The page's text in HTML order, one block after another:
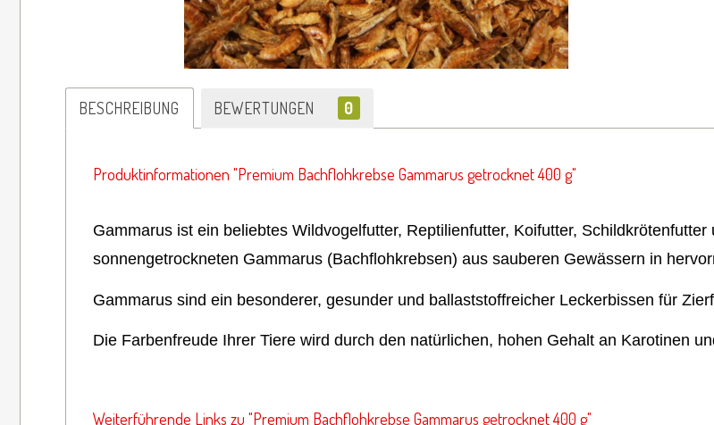
BESCHREIBUNG BEWERTUNGEN 0
Produktinformationen "Premium Bachflohkrebse Gammarus getrocknet 400 g"
Gammarus ist ein beliebtes Wildvogelfutter, Reptilienfutter, Koifutter,
sonnengetrockneten Gammarus (Bachflohkrebsen) aus sauberen Gewässern in
Gammarus sind ein besonderer, gesunder und ballaststoffreicher Leckerbissen für
Die Farbenfreude Ihrer Tiere wird durch den natürlichen, hohen Gehalt an Karotinen
Weiterführende Links zu "Premium Bachflohkrebse Gammarus getrocknet 400 g"